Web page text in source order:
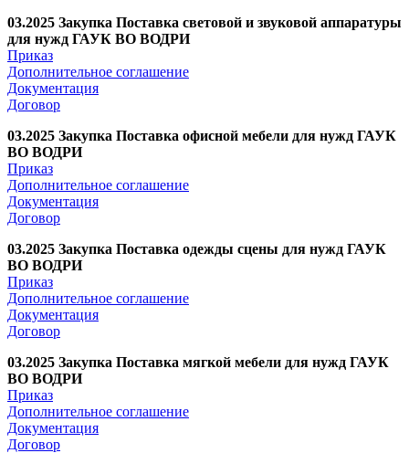
03.2025 Закупка Поставка световой и звуковой аппаратуры
для нужд ГАУК ВО ВОДРИ
Приказ
Дополнительное соглашение
Документация
Договор
03.2025 Закупка Поставка офисной мебели для нужд ГАУК
ВО ВОДРИ
Приказ
Дополнительное соглашение
Документация
Договор
03.2025 Закупка Поставка одежды сцены для нужд ГАУК
ВО ВОДРИ
Приказ
Дополнительное соглашение
Документация
Договор
03.2025 Закупка Поставка мягкой мебели для нужд ГАУК
ВО ВОДРИ
Приказ
Дополнительное соглашение
Документация
Договор